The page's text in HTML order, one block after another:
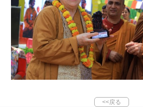
<<戻る